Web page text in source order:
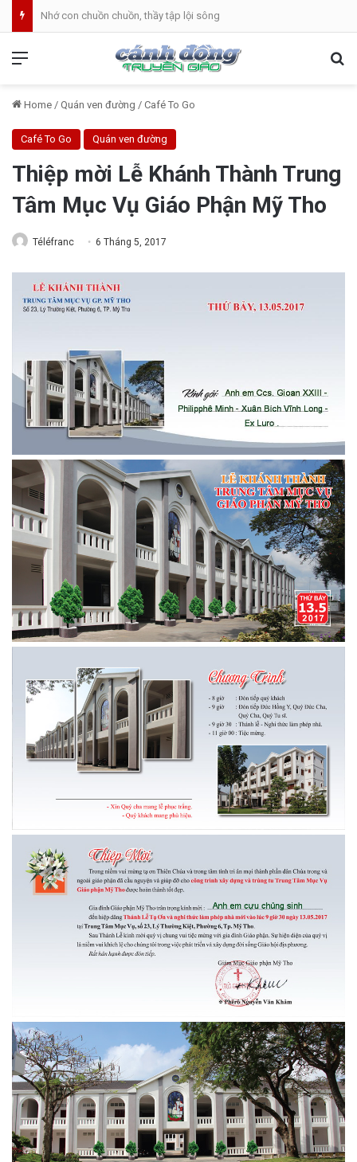
Nhớ con chuồn chuồn, thầy tập lội sông
Home / Quán ven đường / Café To Go
Café To Go Quán ven đường
Thiệp mời Lễ Khánh Thành Trung
Tâm Mục Vụ Giáo Phận Mỹ Tho
Téléfranc 6 Tháng 5, 2017